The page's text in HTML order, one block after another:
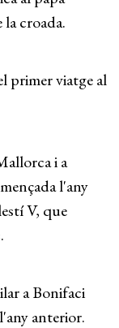
croada.
primer viatge al
i a
l'any
V, que
a Bonifaci
anterior.